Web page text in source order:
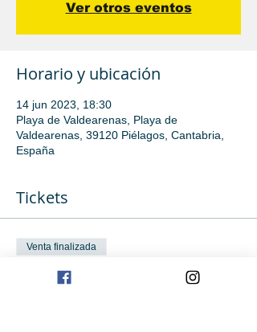
Ver otros eventos
Horario y ubicación
14 jun 2023, 18:30
Playa de Valdearenas, Playa de
Valdearenas, 39120 Piélagos, Cantabria,
España
Tickets
Venta finalizada
Tipo de entrada